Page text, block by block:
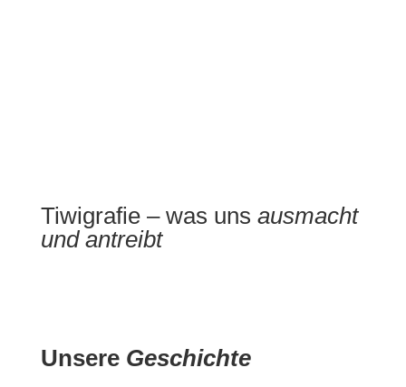
Tiwigrafie – was uns ausmacht
und antreibt
Unsere Geschichte